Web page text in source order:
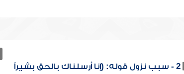
2 - سبب نزول قوله: (إنا أرسلناك بالحق بشيراً